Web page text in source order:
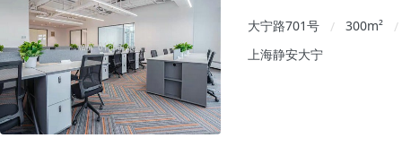
大宁路701号 / 300m²
/
上海静安大宁